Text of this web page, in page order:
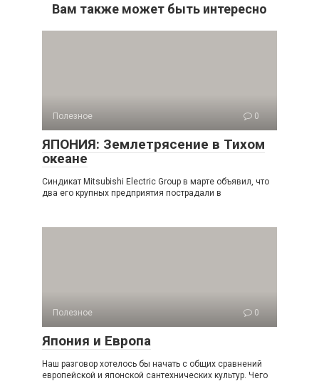
Вам также может быть интересно
Полезное 0
ЯПОНИЯ: Землетрясение в Тихом
океане
Синдикат Mitsubishi Electric Group в марте объявил, что
два его крупных предприятия пострадали в
Полезное 0
Япония и Европа
Наш разговор хотелось бы начать с общих сравнений
европейской и японской сантехнических культур. Чего